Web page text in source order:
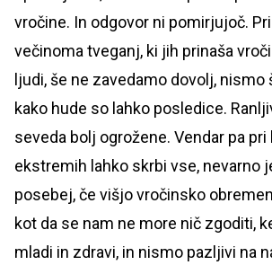
vročine. In odgovor ni pomirjujoč.
večinoma tveganj, ki jih prinaša
ljudi, še ne zavedamo dovolj, nismo
kako hude so lahko posledice.
seveda bolj ogrožene. Vendar pa pri
ekstremih lahko skrbi vse, nevarno
posebej, če višjo vročinsko
kot da se nam ne more nič zgoditi,
mladi in zdravi, in nismo pazljivi na